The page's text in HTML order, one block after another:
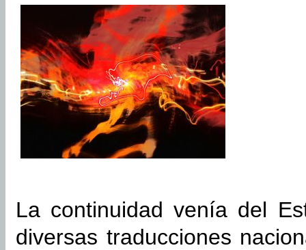
La continuidad venía del
diversas traducciones